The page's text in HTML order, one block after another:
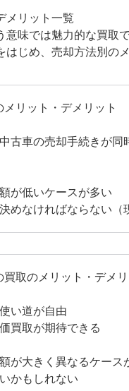
メリット一覧
意味では魅力的な買取
はじめ、売却方法別の
リット・デメリット
古車の売却手続きが同
が低いケースが多い
めなければならない（
取のメリット・デメリ
い道が自由
買取が期待できる
が大きく異なるケース
かもしれない